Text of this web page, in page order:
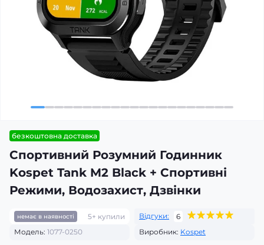
безкоштовна доставка
Спортивний Розумний Годинник
Kospet Tank M2 Black + Спортивні
Режими, Водозахист, Дзвінки
немає в наявності 5+ купили Відгуки:
6
Модель: 1077-0250 Виробник: Kospet